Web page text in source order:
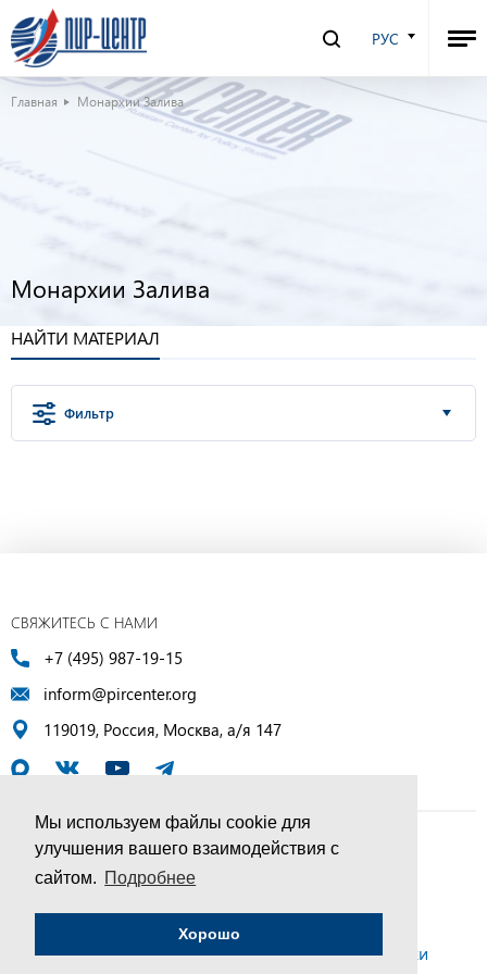
Мы используем файлы cookie для
улучшения вашего взаимодействия с
сайтом. Подробнее
Хорошо
РУС
Главная Монархии Залива
Монархии Залива
НАЙТИ МАТЕРИАЛ
Фильтр
СВЯЖИТЕСЬ С НАМИ
+7 (495) 987-19-15
inform@pircenter.org
119019, Россия, Москва, а/я 147
© ПИР-Центр, 1994–2025 | Все права защищены
Соглашение об обработке персональных данных
Политика конфиденциальности и условия обработки